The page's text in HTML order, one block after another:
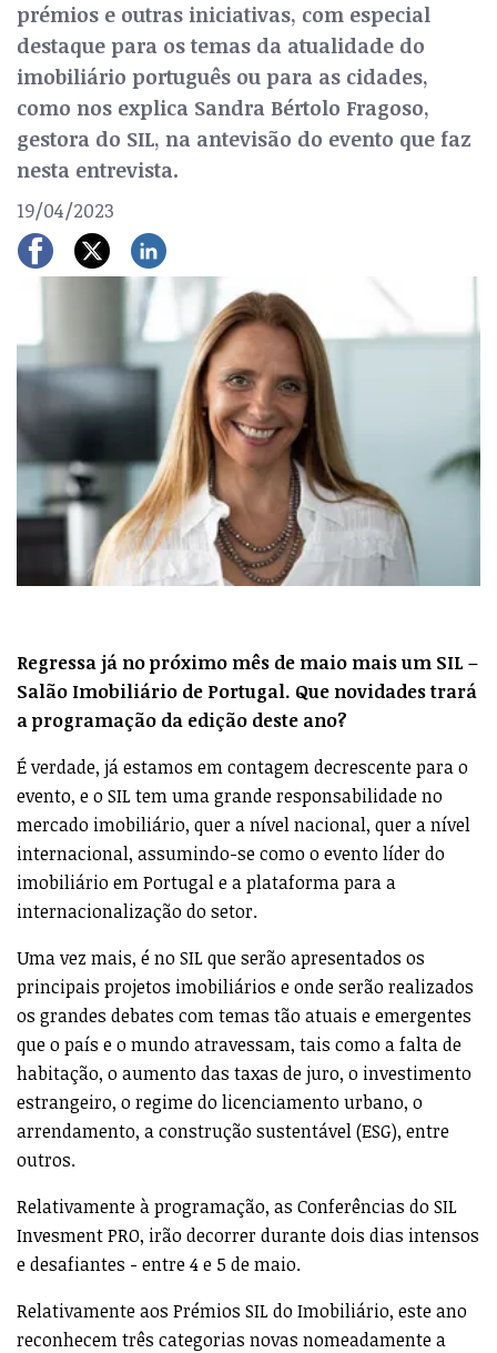
prémios e outras iniciativas, com especial
destaque para os temas da atualidade do
imobiliário português ou para as cidades,
como nos explica Sandra Bértolo Fragoso,
gestora do SIL, na antevisão do evento que faz
nesta entrevista.
19/04/2023
Regressa já no próximo mês de maio mais um SIL –
Salão Imobiliário de Portugal. Que novidades trará
a programação da edição deste ano?
É verdade, já estamos em contagem decrescente para o
evento, e o SIL tem uma grande responsabilidade no
mercado imobiliário, quer a nível nacional, quer a nível
internacional, assumindo-se como o evento líder do
imobiliário em Portugal e a plataforma para a
internacionalização do setor.
Uma vez mais, é no SIL que serão apresentados os
principais projetos imobiliários e onde serão realizados
os grandes debates com temas tão atuais e emergentes
que o país e o mundo atravessam, tais como a falta de
habitação, o aumento das taxas de juro, o investimento
estrangeiro, o regime do licenciamento urbano, o
arrendamento, a construção sustentável (ESG), entre
outros.
Relativamente à programação, as Conferências do SIL
Invesment PRO, irão decorrer durante dois dias intensos
e desafiantes - entre 4 e 5 de maio.
Relativamente aos Prémios SIL do Imobiliário, este ano
reconhecem três categorias novas nomeadamente a